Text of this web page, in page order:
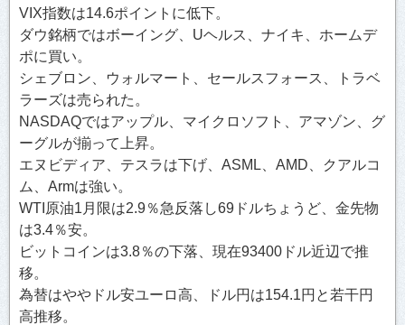
VIX指数は14.6ポイントに低下。
ダウ銘柄ではボーイング、Uヘルス、ナイキ、ホームデ
ポに買い。
シェブロン、ウォルマート、セールスフォース、トラベ
ラーズは売られた。
NASDAQではアップル、マイクロソフト、アマゾン、グ
ーグルが揃って上昇。
エヌビディア、テスラは下げ、ASML、AMD、クアルコ
ム、Armは強い。
WTI原油1月限は2.9％急反落し69ドルちょうど、金先物
は3.4％安。
ビットコインは3.8％の下落、現在93400ドル近辺で推
移。
為替はややドル安ユーロ高、ドル円は154.1円と若干円
高推移。